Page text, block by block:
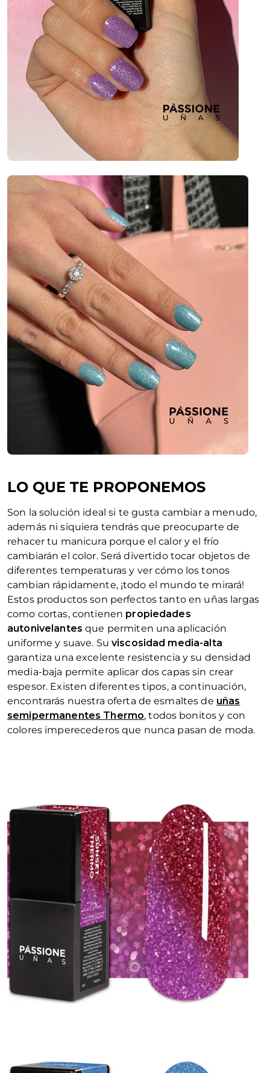
LO QUE TE PROPONEMOS
Son la solución ideal si te gusta cambiar a menudo,
además ni siquiera tendrás que preocuparte de
rehacer tu manicura porque el calor y el frío
cambiarán el color. Será divertido tocar objetos de
diferentes temperaturas y ver cómo los tonos
cambian rápidamente, ¡todo el mundo te mirará!
Estos productos son perfectos tanto en uñas largas
como cortas, contienen propiedades
autonivelantes que permiten una aplicación
uniforme y suave. Su viscosidad media-alta
garantiza una excelente resistencia y su densidad
media-baja permite aplicar dos capas sin crear
espesor. Existen diferentes tipos, a continuación,
encontrarás nuestra oferta de esmaltes de uñas
semipermanentes Thermo, todos bonitos y con
colores imperecederos que nunca pasan de moda.